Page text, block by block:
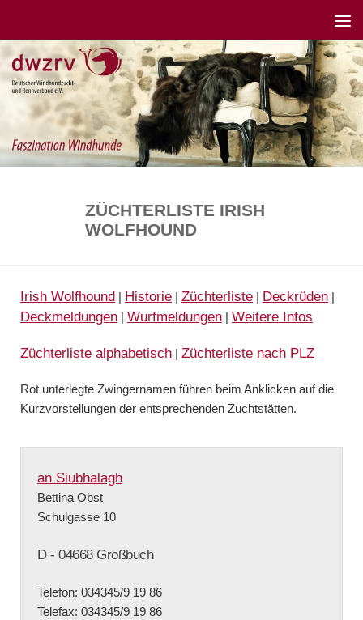
ZÜCHTERLISTE IRISH
WOLFHOUND
Irish Wolfhound | Historie | Züchterliste | Deckrüden |
Deckmeldungen | Wurfmeldungen | Weitere Infos
Züchterliste alphabetisch | Züchterliste nach PLZ
Rot unterlegte Zwingernamen führen beim Anklicken auf die
Kurzvorstellungen der entsprechenden Zuchtstätten.
an Siubhalagh
Bettina Obst
Schulgasse 10
D - 04668 Großbuch
Telefon: 034345/9 19 86
Telefax: 034345/9 19 86